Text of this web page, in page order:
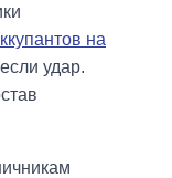
на
удар.